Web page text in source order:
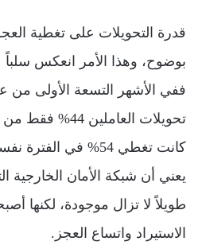
قدرة التحويلات على تغطية
بوضوح، وهذا الأمر انعكس
تحويلات العاملين
يعني أن شبكة الأمان الخارجية
طويلاً لا تزال موجودة، لكنها
الاستيراد واتساع العجز.